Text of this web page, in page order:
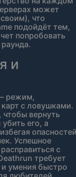
может
что
подойдёт тем,
попробовать
и
режим,
с ловушками.
вернуть
его, а
Успешное
с
требует
умения быстро